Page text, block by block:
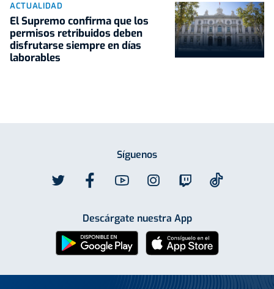
ACTUALIDAD
El Supremo confirma que los
permisos retribuidos deben
disfrutarse siempre en días
laborables
Síguenos
Descárgate nuestra App